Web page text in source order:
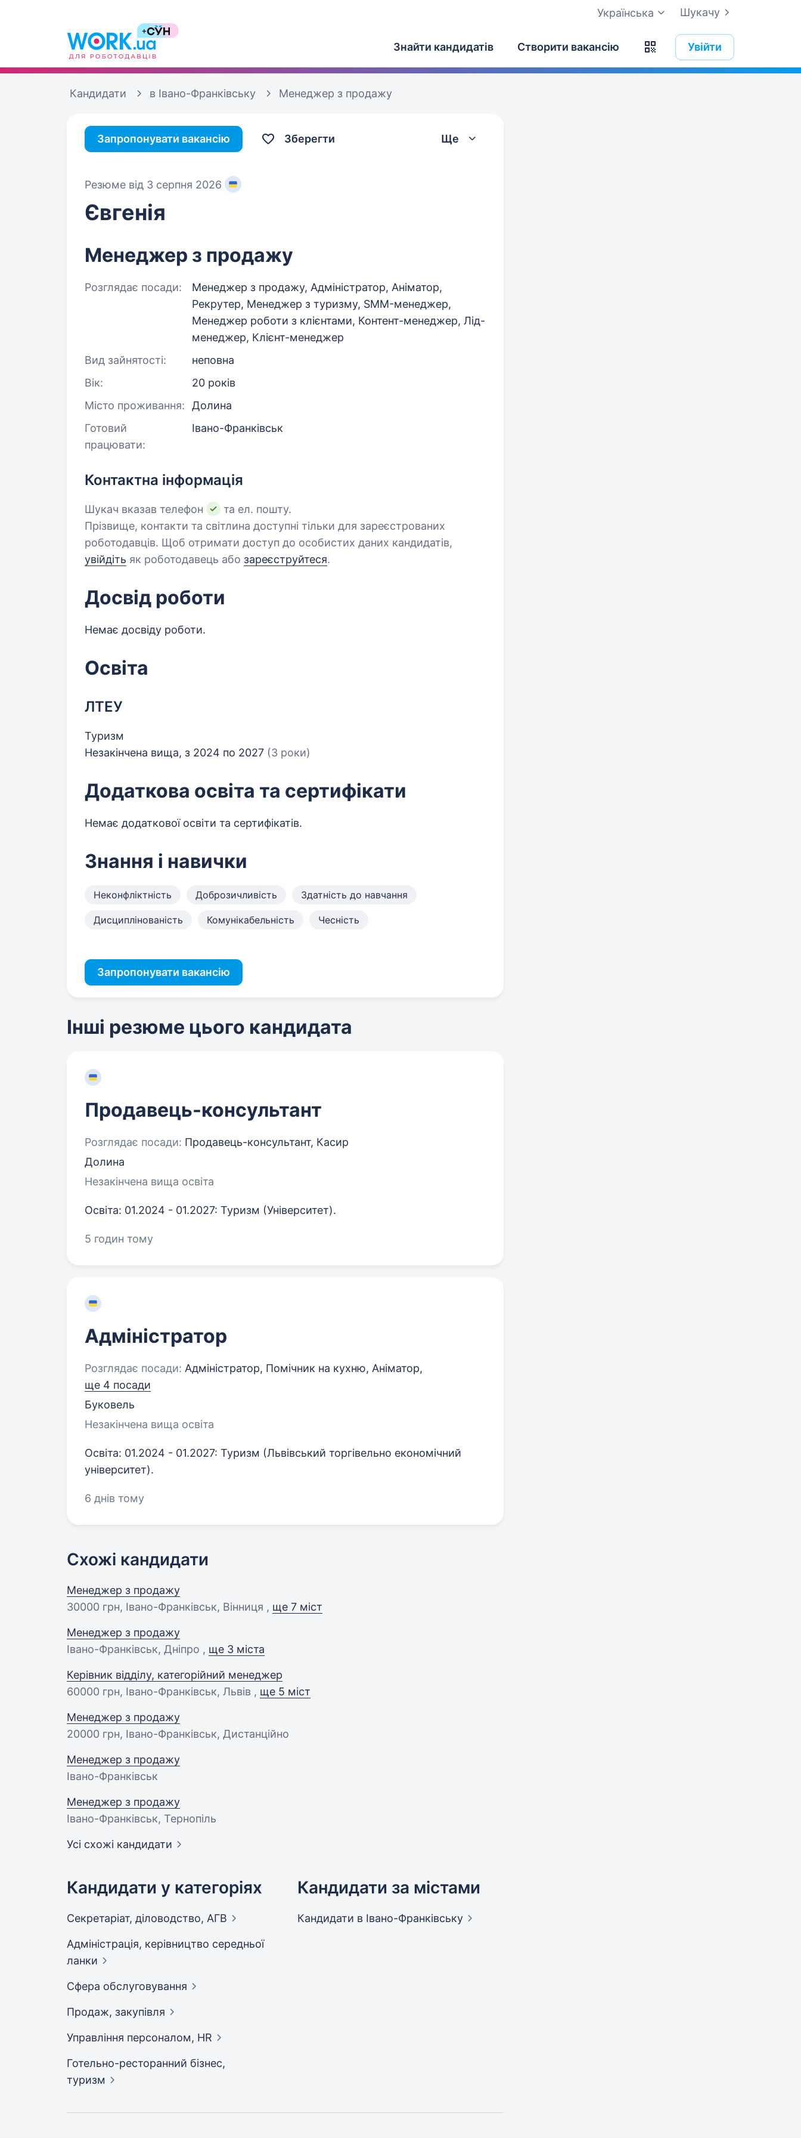
Шукачу
Українська
Знайти кандидатів Створити вакансію Увійти
Кандидати в Івано-Франківську Менеджер з продажу
Запропонувати вакансію Зберегти Ще
Резюме від 3 серпня 2026
Євгенія
Менеджер з продажу
Розглядає посади:
Менеджер з продажу, Адміністратор, Аніматор,
Рекрутер, Менеджер з туризму, SMM-менеджер,
Менеджер роботи з клієнтами, Контент-менеджер, Лід-
менеджер, Клієнт-менеджер
Вид зайнятості:
неповна
Вік:
20 років
Місто проживання:
Долина
Готовий
працювати:
Івано-Франківськ
Контактна інформація
Шукач вказав телефон
та ел. пошту.
Прізвище, контакти та світлина доступні тільки для зареєстрованих
роботодавців. Щоб отримати доступ до особистих даних кандидатів,
увійдіть як роботодавець або зареєструйтеся.
Досвід роботи
Немає досвіду роботи.
Освіта
ЛТЕУ
Туризм
Незакінчена вища, з 2024 по 2027 (3 роки)
Додаткова освіта та сертифікати
Немає додаткової освіти та сертифікатів.
Знання і навички
Неконфліктність Доброзичливість Здатність до навчання
Дисциплінованість Комунікабельність Чесність
Запропонувати вакансію
Інші резюме цього кандидата
Продавець-консультант
Розглядає посади: Продавець-консультант, Касир
Долина
Незакінчена вища освіта
Освіта: 01.2024 - 01.2027: Туризм (Університет).
5 годин тому
Адміністратор
Розглядає посади: Адміністратор, Помічник на кухню, Аніматор,
ще 4 посади
Буковель
Незакінчена вища освіта
Освіта: 01.2024 - 01.2027: Туризм (Львівський торгівельно економічний
університет).
6 днів тому
Схожі кандидати
Менеджер з продажу
30000 грн, Івано-Франківськ, Вінниця , ще 7 міст
Менеджер з продажу
Івано-Франківськ, Дніпро , ще 3 міста
Керівник відділу, категорійний менеджер
60000 грн, Івано-Франківськ, Львів , ще 5 міст
Менеджер з продажу
20000 грн, Івано-Франківськ, Дистанційно
Менеджер з продажу
Івано-Франківськ
Менеджер з продажу
Івано-Франківськ, Тернопіль
Усі схожі кандидати
Кандидати у категоріях
Секретаріат, діловодство, АГВ
Адмiнiстрацiя, керівництво середньої
ланки
Сфера обслуговування
Продаж, закупівля
Управління персоналом, HR
Готельно-ресторанний бізнес,
туризм
Кандидати за містами
Кандидати в Івано-Франківську